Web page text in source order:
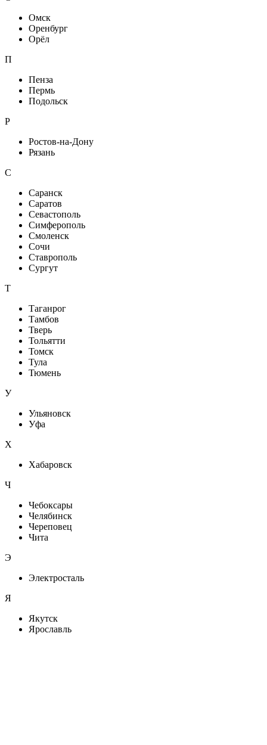
Омск
Оренбург
Орёл
П
Пенза
Пермь
Подольск
Р
Ростов-на-Дону
Рязань
С
Саранск
Саратов
Севастополь
Симферополь
Смоленск
Сочи
Ставрополь
Сургут
Т
Таганрог
Тамбов
Тверь
Тольятти
Томск
Тула
Тюмень
У
Ульяновск
Уфа
X
Хабаровск
Ч
Чебоксары
Челябинск
Череповец
Чита
Э
Электросталь
Я
Якутск
Ярославль